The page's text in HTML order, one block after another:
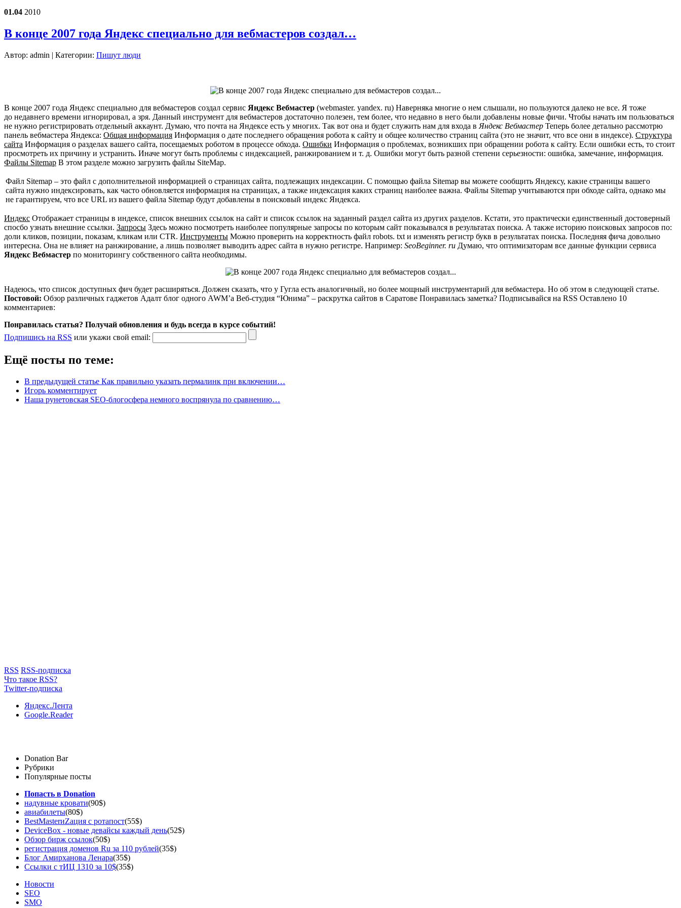
01.04 2010
В конце 2007 года Яндекс специально для вебмастеров создал…
Автор: admin | Категории: Пишут люди
В конце 2007 года Яндекс специально для вебмастеров создал сервис Яндекс Вебмастер (webmaster. yandex. ru) Наверняка многие о нем слышали, но пользуются далеко не все. Я тоже
до недавнего времени игнорировал, а зря. Данный инструмент для вебмастеров достаточно полезен, тем более, что недавно в него были добавлены новые фичи. Чтобы начать им пользоваться
не нужно регистрировать отдельный аккаунт. Думаю, что почта на Яндексе есть у многих. Так вот она и будет служить нам для входа в Яндекс Вебмастер Теперь более детально рассмотрю
панель вебмастера Яндекса: Общая информация Информация о дате последнего обращения робота к сайту и общее количество страниц сайта (это не значит, что все они в индексе). Структура
сайта Информация о разделах вашего сайта, посещаемых роботом в процессе обхода. Ошибки Информация о проблемах, возникших при обращении робота к сайту. Если ошибки есть, то стоит
просмотреть их причину и устранить. Иначе могут быть проблемы с индексацией, ранжированием и т. д. Ошибки могут быть разной степени серьезности: ошибка, замечание, информация.
Файлы Sitemap В этом разделе можно загрузить файлы SiteMap.
Файл Sitemap – это файл с дополнительной информацией о страницах сайта, подлежащих индексации. С помощью файла Sitemap вы можете сообщить Яндексу, какие страницы вашего
сайта нужно индексировать, как часто обновляется информация на страницах, а также индексация каких страниц наиболее важна. Файлы Sitemap учитываются при обходе сайта, однако мы
не гарантируем, что все URL из вашего файла Sitemap будут добавлены в поисковый индекс Яндекса.
Индекс Отображает страницы в индексе, список внешних ссылок на сайт и список ссылок на заданный раздел сайта из других разделов. Кстати, это практически единственный достоверный
спосбо узнать внешние ссылки. Запросы Здесь можно посмотреть наиболее популярные запросы по которым сайт показывался в результатах поиска. А также историю поисковых запросов по:
доли кликов, позиции, показам, кликам или CTR. Инструменты Можно проверить на корректность файл robots. txt и изменять регистр букв в результатах поиска. Последняя фича довольно
интересна. Она не влияет на ранжирование, а лишь позволяет выводить адрес сайта в нужно регистре. Например: SeoBeginner. ru Думаю, что оптимизаторам все данные функции сервиса
Яндекс Вебмастер по мониторингу собственного сайта необходимы.
Надеюсь, что список доступных фич будет расширяться. Должен сказать, что у Гугла есть аналогичный, но более мощный инструментарий для вебмастера. Но об этом в следующей статье.
Постовой: Обзор различных гаджетов Адалт блог одного AWM’a Веб-студия “Юнима” – раскрутка сайтов в Саратове Понравилась заметка? Подписывайся на RSS Оставлено 10
комментариев:
Понравилась статья? Получай обновления и будь всегда в курсе событий!
Подпишись на RSS или укажи свой email:
Ещё посты по теме:
В предыдущей статье Как правильно указать пермалинк при включении…
Игорь комментирует
Наша рунетовская SEO-блогосфера немного воспрянула по сравнению…
RSS RSS-подписка
Что такое RSS?
Twitter-подписка
Яндекс.Лента
Google.Reader
Donation Bar
Рубрики
Популярные посты
Попасть в Donation
надувные кровати(90$)
авиабилеты(80$)
BestMasterиZация с ротапост(55$)
DeviceBox - новые девайсы каждый день(52$)
Обзор бирж ссылок(50$)
регистрация доменов Ru за 110 рублей(35$)
Блог Амирханова Ленара(35$)
Ссылки с тИЦ 1310 за 10$(35$)
Новости
SEO
SMO